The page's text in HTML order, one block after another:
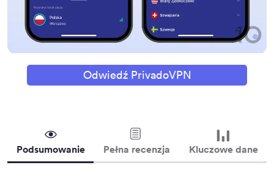
Odwiedź PrivadoVPN
Podsumowanie Pełna recenzja Kluczowe dane